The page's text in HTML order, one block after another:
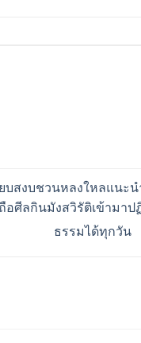
บสงบชวนหลงใหลแนะน
ศีลกินมังสวิรัติเข้ามาป
ธรรมได้ทุกวัน